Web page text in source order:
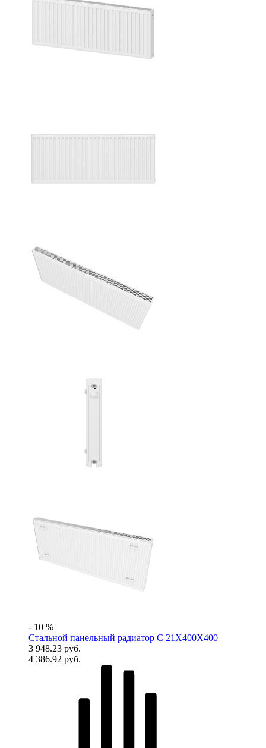
- 10 %
Стальной панельный радиатор C 21X400X400
3 948.23 руб.
4 386.92 руб.